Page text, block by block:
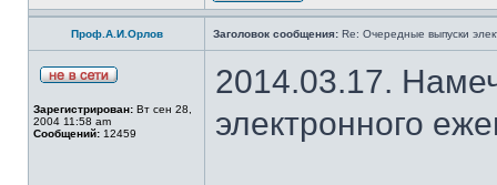
Проф.А.И.Орлов Заголовок сообщения: Re: Очередные выпуски
Зарегистрирован: Вт сен 28,
2004 11:58 am
Сообщений: 12459
2014.03.17.
электронного